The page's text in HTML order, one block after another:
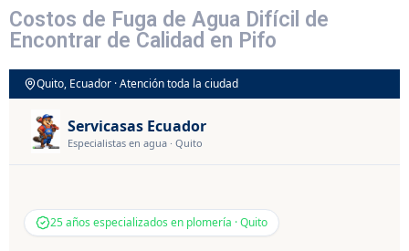
Costos de Fuga de Agua Difícil de
Encontrar de Calidad en Pifo